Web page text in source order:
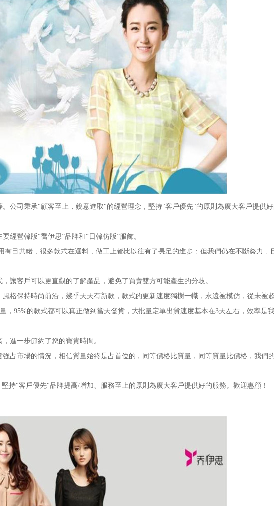
司秉承"顧客至上，銳意進取"的經營理念，堅持"客戶優先"的原則為廣大客戶提供好
營韓版“喬伊思”品牌和“日韓仿版”服飾。
共睹，很多款式在選料，做工上都比以往有了長足的進步；但我們仍在不斷努力，
客戶可以更直觀的了解產品，避免了買賣雙方可能產生的分歧。
保持時尚前沿，幾乎天天有新款，款式的更新速度獨樹一幟，永遠被模仿，從未被超
的款式都可以真正做到當天發貨，大批量定單出貨速度基本在3天左右，效率是
一步節約了您的寶貴時間。
市場的情況，相信質量始終是占首位的，同等價格比質量，同等質量比價格，我們
"客戶優先"品牌提高/增加、服務至上的原則為廣大客戶提供好的服務。歡迎惠顧！